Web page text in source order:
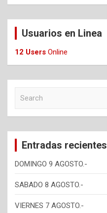
Usuarios en Linea
12 Users Online
c
Entradas recientes
DOMINGO 9 AGOSTO.-
SABADO 8 AGOSTO.-
VIERNES 7 AGOSTO.-